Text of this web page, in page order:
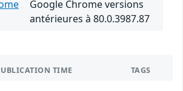
Google Chrome versions
antérieures à 80.0.3987.87
TIME TAGS